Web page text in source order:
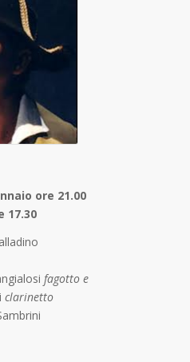
ore 21.00
17.30
fagotto e
clarinetto